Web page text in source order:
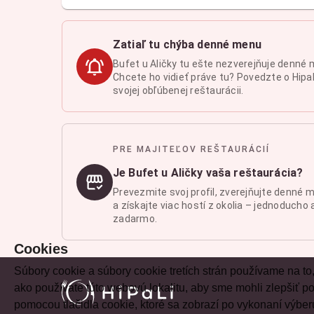
Zatiaľ tu chýba denné menu
Bufet u Aličky tu ešte nezverejňuje denné
Chcete ho vidieť práve tu? Povedzte o
svojej obľúbenej reštaurácii.
PRE MAJITEĽOV REŠTAURÁCIÍ
Je Bufet u Aličky vaša reštaurácia?
Prevezmite svoj profil, zverejňujte denné
a získajte viac hostí z okolia – jednoducho
zadarmo.
Cookies
Súbory cookie a súbory cookie tretích strán používame na
ako používate túto webovú lokalitu, aby sme mohli zlepšiť
pomocou tlačidla cookie, ktoré sa zobrazí po vykonaní